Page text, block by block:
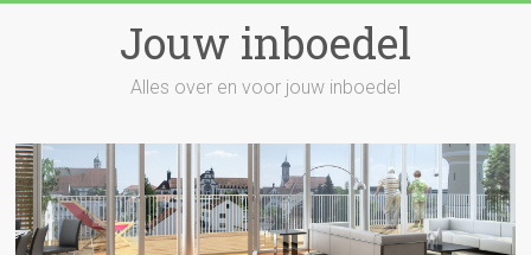
Jouw inboedel
Alles over en voor jouw inboedel